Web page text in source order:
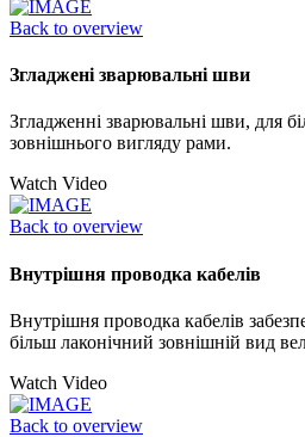
Back to overview
Згладжені зварювальні шви
Згладженні зварювальні шви, для
зовнішнього вигляду рами.
Watch Video
Back to overview
Внутрішня проводка кабелів
Внутрішня проводка кабелів
більш лаконічний зовнішній вид
Watch Video
Back to overview